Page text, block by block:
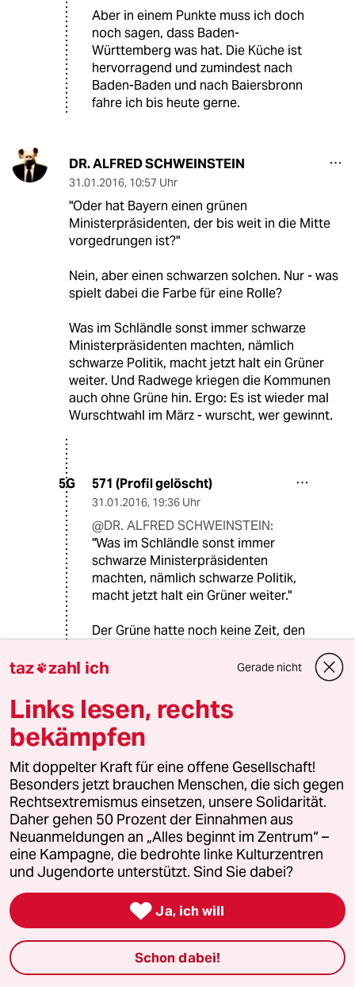
Aber in einem Punkte muss ich doch
noch sagen, dass Baden-
Württemberg was hat. Die Küche ist
hervorragend und zumindest nach
Baden-Baden und nach Baiersbronn
fahre ich bis heute gerne.
DR. ALFRED SCHWEINSTEIN
31.01.2016, 10:57 Uhr
"Oder hat Bayern einen grünen
Ministerpräsidenten, der bis weit in die Mitte
vorgedrungen ist?"
Nein, aber einen schwarzen solchen. Nur - was
spielt dabei die Farbe für eine Rolle?
Was im Schländle sonst immer schwarze
Ministerpräsidenten machten, nämlich
schwarze Politik, macht jetzt halt ein Grüner
weiter. Und Radwege kriegen die Kommunen
auch ohne Grüne hin. Ergo: Es ist wieder mal
Wurschtwahl im März - wurscht, wer gewinnt.
5G 571 (Profil gelöscht)
31.01.2016, 19:36 Uhr
@DR. ALFRED SCHWEINSTEIN:
"Was im Schländle sonst immer
schwarze Ministerpräsidenten
machten, nämlich schwarze Politik,
macht jetzt halt ein Grüner weiter."
Der Grüne hatte noch keine Zeit, den
zu beseitigen. Die CDU BaWü hielt
des Landes, der CSU in Bayern von
daher nicht unähnlich.
G Grisch
31.01.2016,11:14 Uhr
@DR. ALFRED SCHWEINSTEIN:
Wenn man sich nicht die Mühe macht
genau hinzusehen, ist es nicht
verwunderlich wenn alles gleich
aussieht...
Worst Case
31.01.2016,03:24 Uhr
taz zahl ich Gerade nicht
Links lesen, rechts
bekämpfen
Mit doppelter Kraft für eine offene Gesellschaft!
Besonders jetzt brauchen Menschen, die sich gegen
Rechtsextremismus einsetzen, unsere Solidarität.
Daher gehen 50 Prozent der Einnahmen aus
Neuanmeldungen an „Alles beginnt im Zentrum“ –
eine Kampagne, die bedrohte linke Kulturzentren
und Jugendorte unterstützt. Sind Sie dabei?
 Ja, ich will
Schon dabei!